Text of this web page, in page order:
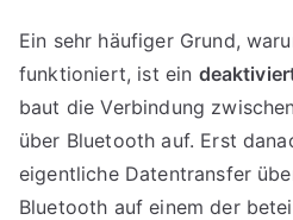
Ein sehr häufiger Grund,
funktioniert, ist ein
baut die Verbindung
über Bluetooth auf. Erst
eigentliche Datentransfer
Bluetooth auf einem der